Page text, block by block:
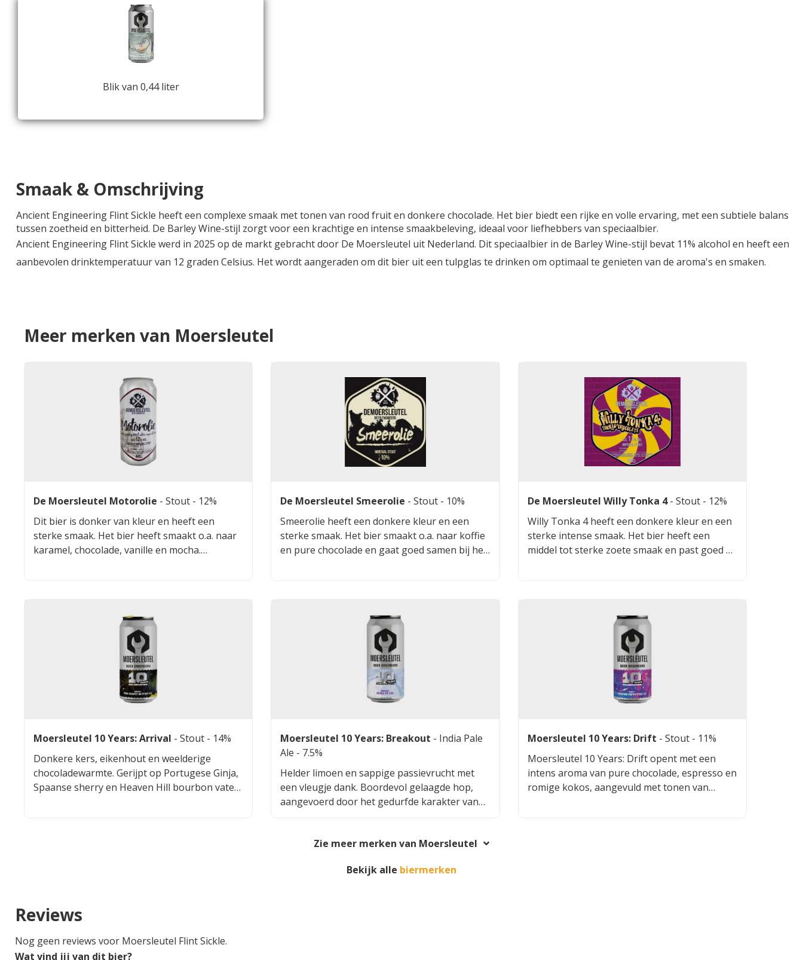
Blik van 0,44 liter
Smaak & Omschrijving
Ancient Engineering Flint Sickle heeft een complexe smaak met tonen van rood fruit en donkere chocolade. Het bier biedt een rijke en volle ervaring, met een subtiele balans
tussen zoetheid en bitterheid. De Barley Wine-stijl zorgt voor een krachtige en intense smaakbeleving, ideaal voor liefhebbers van speciaalbier.
Ancient Engineering Flint Sickle werd in 2025 op de markt gebracht door De Moersleutel uit Nederland. Dit speciaalbier in de Barley Wine-stijl bevat 11% alcohol en heeft een
aanbevolen drinktemperatuur van 12 graden Celsius. Het wordt aangeraden om dit bier uit een tulpglas te drinken om optimaal te genieten van de aroma's en smaken.
Meer merken van Moersleutel
De Moersleutel Motorolie - Stout - 12%
Dit bier is donker van kleur en heeft een
sterke smaak. Het bier heeft smaakt o.a. naar
karamel, chocolade, vanille en mocha.
De Moersleutel Smeerolie -Stout - 10%
Smeerolie heeft een donkere kleur en een
sterke smaak. Het bier smaakt o.a. naar koffie
en pure chocolade en gaat goed samen bij het
De Moersleutel Willy Tonka 4 - Stout - 12%
Willy Tonka 4 heeft een donkere kleur en een
sterke intense smaak. Het bier heeft een
middel tot sterke zoete smaak en past goed bij
Moersleutel 10 Years: Arrival - Stout - 14%
Donkere kers, eikenhout en weelderige
chocoladewarmte. Gerijpt op Portugese Ginja,
Spaanse sherry en Heaven Hill bourbon vaten,
Moersleutel 10 Years: Breakout - India Pale
Ale - 7.5%
Helder limoen en sappige passievrucht met
een vleugje dank. Boordevol gelaagde hop,
aangevoerd door het gedurfde karakter van
hint dieselkarakter. Citra, Mosaic en Nelson
en witte druif. Zacht mondgevoel, schone
Moersleutel 10 Years: Drift - Stout - 11%
Moersleutel 10 Years: Drift opent met een
intens aroma van pure chocolade, espresso en
romige kokos, aangevuld met tonen van
Zie meer merken van Moersleutel
Bekijk alle biermerken
Reviews
Nog geen reviews voor Moersleutel Flint Sickle.
Wat vind jij van dit bier?